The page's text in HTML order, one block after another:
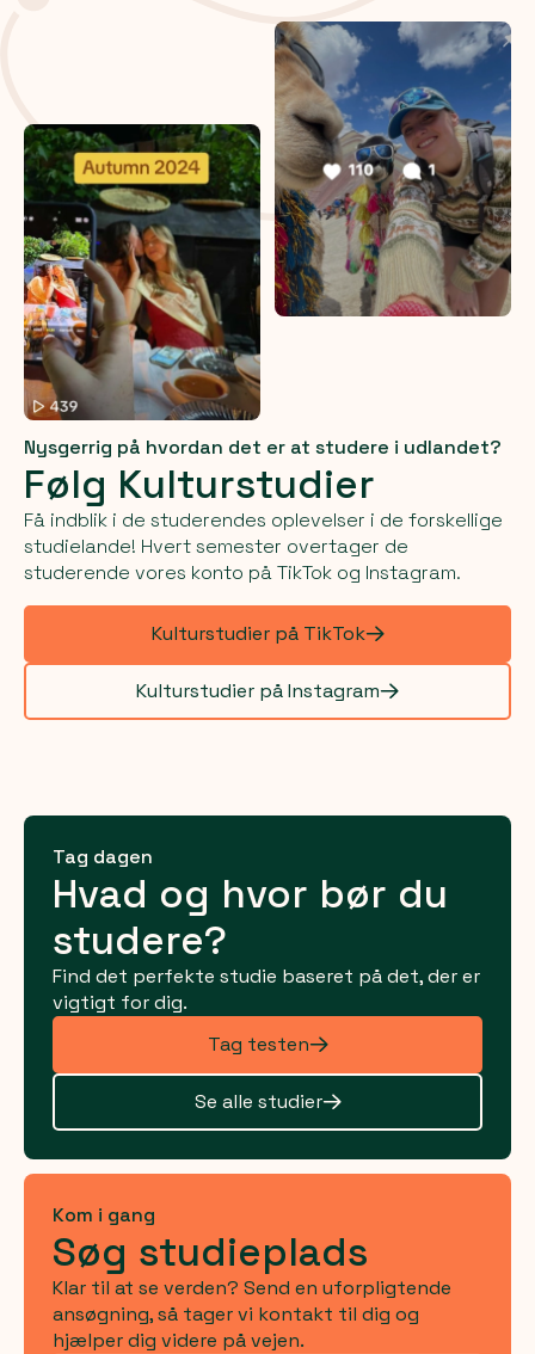
Nysgerrig på hvordan det er at studere i udlandet?
Følg Kulturstudier
Få indblik i de studerendes oplevelser i de forskellige
studielande! Hvert semester overtager de
studerende vores konto på TikTok og Instagram.
Kulturstudier på TikTok
Kulturstudier på Instagram
Tag dagen
Hvad og hvor bør du
studere?
Find det perfekte studie baseret på det, der er
vigtigt for dig.
Tag testen
Se alle studier
Kom i gang
Søg studieplads
Klar til at se verden? Send en uforpligtende
ansøgning, så tager vi kontakt til dig og
hjælper dig videre på vejen.